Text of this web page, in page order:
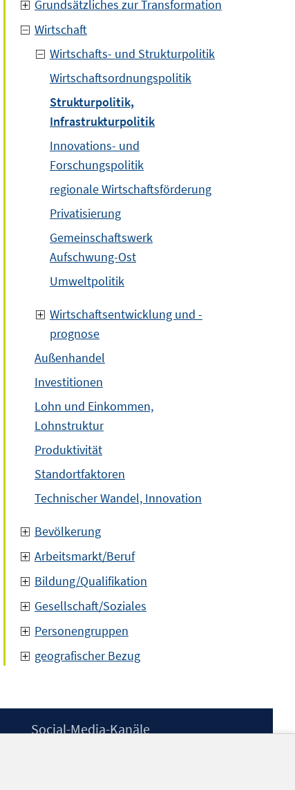
Grundsätzliches zur Transformation
Wirtschaft
Wirtschafts- und Strukturpolitik
Wirtschaftsordnungspolitik
Strukturpolitik,
Infrastrukturpolitik
Innovations- und
Forschungspolitik
regionale Wirtschaftsförderung
Privatisierung
Gemeinschaftswerk
Aufschwung-Ost
Umweltpolitik
Wirtschaftsentwicklung und -
prognose
Außenhandel
Investitionen
Lohn und Einkommen,
Lohnstruktur
Produktivität
Standortfaktoren
Technischer Wandel, Innovation
Bevölkerung
Arbeitsmarkt/Beruf
Bildung/Qualifikation
Gesellschaft/Soziales
Personengruppen
geografischer Bezug
Social-Media-Kanäle